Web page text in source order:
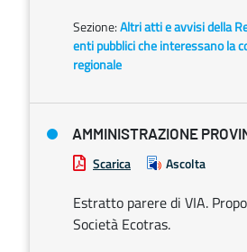
Sezione:Altri atti e avvisi della
enti pubblici che interessano la
regionale
AMMINISTRAZIONE
Scarica Ascolta
Estratto parere di VIA.
Società Ecotras.